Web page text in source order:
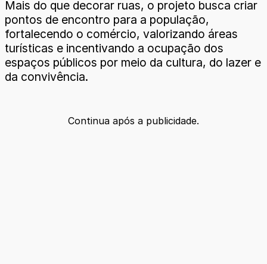
Mais do que decorar ruas, o projeto busca criar
pontos de encontro para a população,
fortalecendo o comércio, valorizando áreas
turísticas e incentivando a ocupação dos
espaços públicos por meio da cultura, do lazer e
da convivência.
Continua após a publicidade.